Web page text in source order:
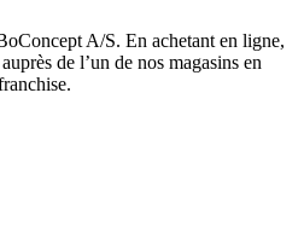
A/S. En achetant en ligne,
de l’un de nos magasins en